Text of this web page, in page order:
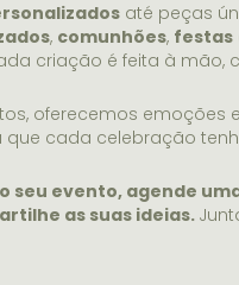
até peças
, comunhões, festas
criação é feita à mão,
oferecemos emoções
cada celebração
seu evento, agende
as suas ideias.